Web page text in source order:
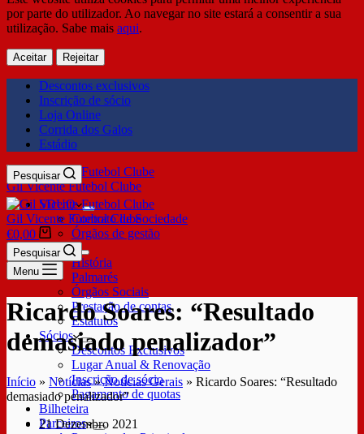
por parte do utilizador. Ao navegar no site estará a consentir a sua
utilização. Sabe mais aqui.
Aceitar Rejeitar
Descontos exclusivos
Inscrição de sócio
Loja Online
Corrida dos Galos
Estádio
Gil Vicente Futebol Clube
Pesquisar
SDUQ
Contrato de Sociedade
Órgãos de gestão
Clube
História
Palmarés
Órgãos Sociais
Prestação de contas
Estatutos
Sócios
Descontos Exclusivos
Lugar Anual & Renovação
Inscrição de sócio
Pagamento de quotas
Bilheteira
Parceiros
Gil Vicente Futebol Clube
€0,00
Pesquisar
Menu
Ricardo Soares: “Resultado
demasiado penalizador”
Início » Notícias»Notícias Gerais » Ricardo Soares: “Resultado
demasiado penalizador”
21 Dezembro 2021